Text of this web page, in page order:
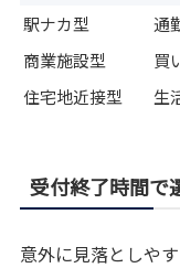
駅ナカ型 通
商業施設型
買
住宅地近接型
生
受付終了時間で
意外に見落としや